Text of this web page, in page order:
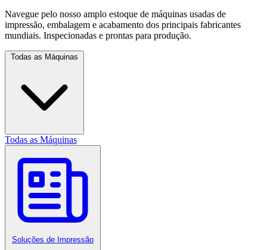
Navegue pelo nosso amplo estoque de máquinas usadas de
impressão, embalagem e acabamento dos principais fabricantes
mundiais. Inspecionadas e prontas para produção.
Todas as Máquinas
Todas as Máquinas
Soluções de Impressão